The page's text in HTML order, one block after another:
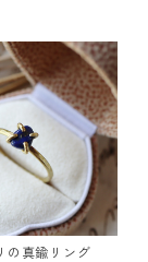
の真鍮リング